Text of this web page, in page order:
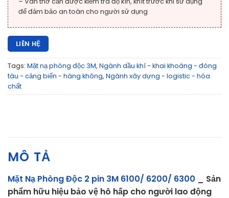
để đảm bảo an toàn cho người sử dụng
LIÊN HỆ
Tags: Mặt nạ phòng độc 3M, Ngành dầu khí - khai khoáng - đóng
tàu - cảng biển - hàng không, Ngành xây dựng - logistic - hóa
chất
MÔ TẢ
Mặt Nạ Phòng Độc 2 pin 3M 6100/ 6200/ 6300 _ Sản
phẩm hữu hiệu bảo vệ hô hấp cho người lao động